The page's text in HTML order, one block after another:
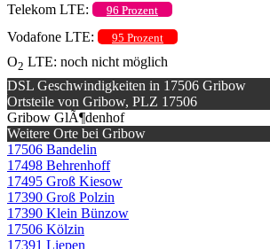
Telekom LTE:
96 Prozent
Vodafone LTE: 95 Prozent
O2 LTE: noch nicht möglich
DSL Geschwindigkeiten in 17506 Gribow
Ortsteile von Gribow, PLZ 17506
Gribow GlÃ¶denhof
Weitere Orte bei Gribow
17506 Bandelin
17498 Behrenhoff
17495 Groß Kiesow
17390 Groß Polzin
17390 Klein Bünzow
17506 Kölzin
17391 Liepen